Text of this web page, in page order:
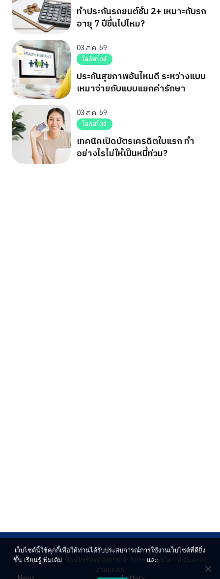
ทำประกันรถยนต์ชั้น 2+ เหมาะกับรถ
อายุ 7 ปีขึ้นไปไหม?
03 ส.ค. 69
ไลฟ์สไตล์
ประกันสุขภาพอันไหนดี ระหว่างแบบ
เหมาจ่ายกับแบบแยกค่ารักษา
03 ส.ค. 69
ไลฟ์สไตล์
เทคนิคเปิดบัตรเครดิตใบแรก ทำ
อย่างไรไม่ให้เป็นหนี้ท่วม?
เว็บไซต์นี้ใช้คุกกี้เพื่อให้ท่านได้รับประสบการณ์การใช้งานเว็บไซต์ที่ดียิ่ง
ขึ้น เรียนรู้เพิ่มเติม เงื่อนไขข้อตกลงการใช้บริการ และ นโยบายคุ้มครอง
ส่วนบุคคล